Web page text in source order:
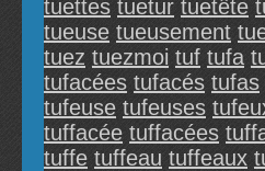
tuettes tuetur tuetête
tueuse tueusement
tuez tuezmoi tuf tufa
tufacées tufacés tufas
tufeuse tufeuses
tuffacée tuffacées
tuffe tuffeau tuffeaux